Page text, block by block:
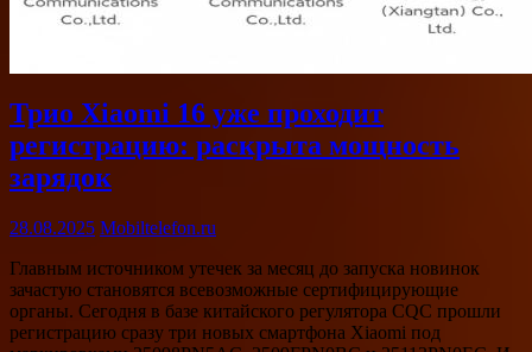
Трио Xiaomi 16 уже проходит
регистрацию: раскрыта мощность
зарядок
28.08.2025 Mobiltelefon.ru
Главным источником утечек за месяц до запуска новинок
зачастую становятся всевозможные сертифицирующие
органы. Сегодня в базе китайского регулятора CQC прошли
регистрацию сразу три новых смартфона Xiaomi под